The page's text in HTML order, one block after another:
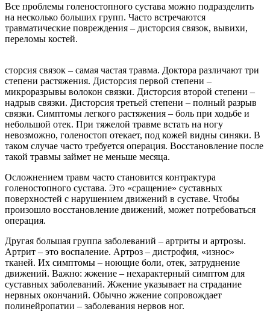
Все проблемы голеностопного сустава можно подразделить
на несколько больших групп. Часто встречаются
травматические повреждения – дисторсия связок, вывихи,
переломы костей.
сторсия связок – самая частая травма. Доктора различают три
степени растяжения. Дисторсия первой степени –
микроразрывы волокон связки. Дисторсия второй степени –
надрыв связки. Дисторсия третьей степени – полный разрыв
связки. Симптомы легкого растяжения – боль при ходьбе и
небольшой отек. При тяжелой травме встать на ногу
невозможно, голеностоп отекает, под кожей видны синяки. В
таком случае часто требуется операция. Восстановление после
такой травмы займет не меньше месяца.
Осложнением травм часто становится контрактура
голеностопного сустава. Это «сращение» суставных
поверхностей с нарушением движений в суставе. Чтобы
произошло восстановление движений, может потребоваться
операция.
Другая большая группа заболеваний – артриты и артрозы.
Артрит – это воспаление. Артроз – дистрофия, «износ»
тканей. Их симптомы – ноющие боли, отек, затруднение
движений. Важно: жжение – нехарактерный симптом для
суставных заболеваний. Жжение указывает на страдание
нервных окончаний. Обычно жжение сопровождает
полинейропатии – заболевания нервов ног.